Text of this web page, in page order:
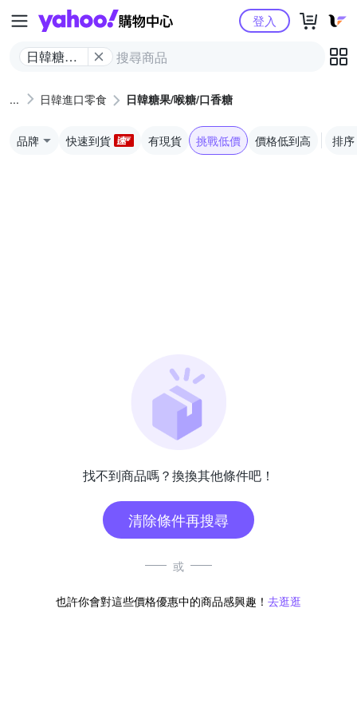
Yahoo購物中心
日韓糖果/
糖
登入
日韓進口零食 日韓糖果/喉糖/口香糖
品牌 快速到貨 有現貨 挑戰低價 價格低到高 排序
找不到商品嗎？換換其他條件吧！
清除條件再搜尋
或
也許你會對這些價格優惠中的商品感興趣！ 去逛逛